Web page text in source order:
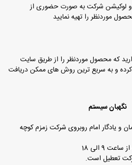
و لوکیشن شرکت به صورت حضوری از
موردنظر را تهیه نمایید
که محصول موردنظر را از طریق سایت
و به سریع ترین روش های ممکن دریافت
نگهبان سیستم
و یادگار امام روبروی شرکت زمزم کوچه
9 الی 18
تعطیل است.